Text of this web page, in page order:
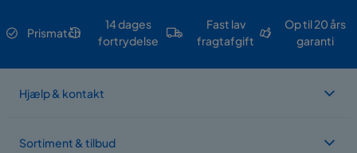
Prismatch
14 dages
fortrydelse
Fast lav
fragtafgift
Op til 20 års
garanti
Hjælp & kontakt
Sortiment & tilbud